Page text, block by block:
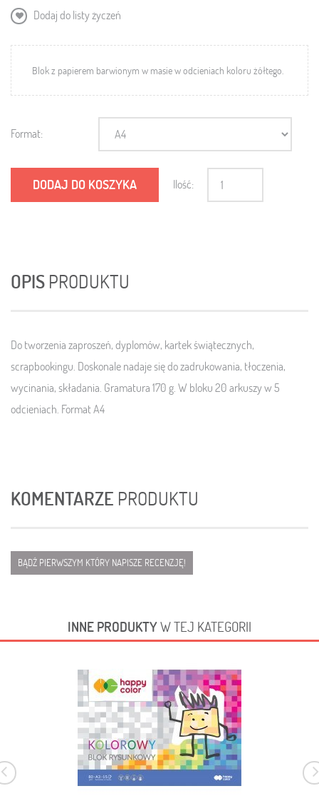
Dodaj do listy życzeń
Blok z papierem barwionym w masie wodcieniach koloru żółtego.
Format:
DODAJ DO KOSZYKA Ilość:
OPIS PRODUKTU
Do tworzenia zaproszeń, dyplomów, kartek świątecznych,
scrapbookingu. Doskonale nadaje się do zadrukowania, tłoczenia,
wycinania, składania. Gramatura 170 g. W bloku 20 arkuszy w 5
odcieniach. Format A4
KOMENTARZE PRODUKTU
BĄDŹ PIERWSZYM KTÓRY NAPISZE RECENZJĘ!
INNE PRODUKTYW TEJ KATEGORII